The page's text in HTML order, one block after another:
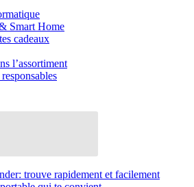
Smart Home
cadeaux
l’assortiment
trouve rapidement et facilement